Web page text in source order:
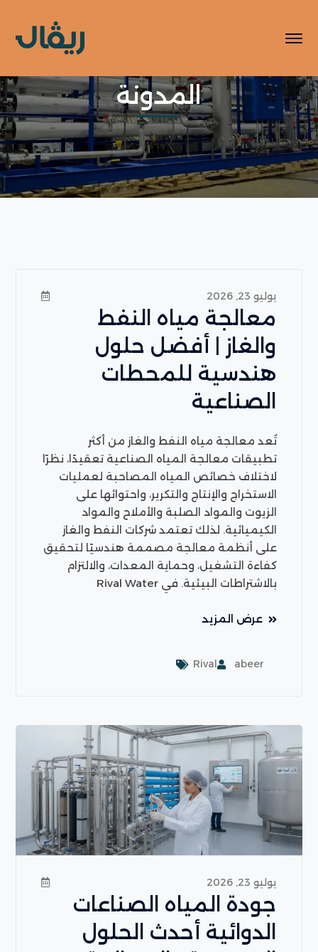
المدونة
يوليو 23, 2026
معالجة مياه النفط
والغاز | أفضل حلول
هندسية للمحطات
الصناعية
تُعد معالجة مياه النفط والغاز من أكثر
تطبيقات معالجة المياه الصناعية تعقيدًا، نظرًا
لاختلاف خصائص المياه المصاحبة لعمليات
الاستخراج والإنتاج والتكرير، واحتوائها على
الزيوت والمواد الصلبة والأملاح والمواد
الكيميائية. لذلك تعتمد شركات النفط والغاز
على أنظمة معالجة مصممة هندسيًا لتحقيق
كفاءة التشغيل، وحماية المعدات، والالتزام
بالاشتراطات البيئية. في Rival Water
عرض المزيد
abeer
Rival
يوليو 23, 2026
جودة المياه الصناعات
الدوائية أحدث الحلول